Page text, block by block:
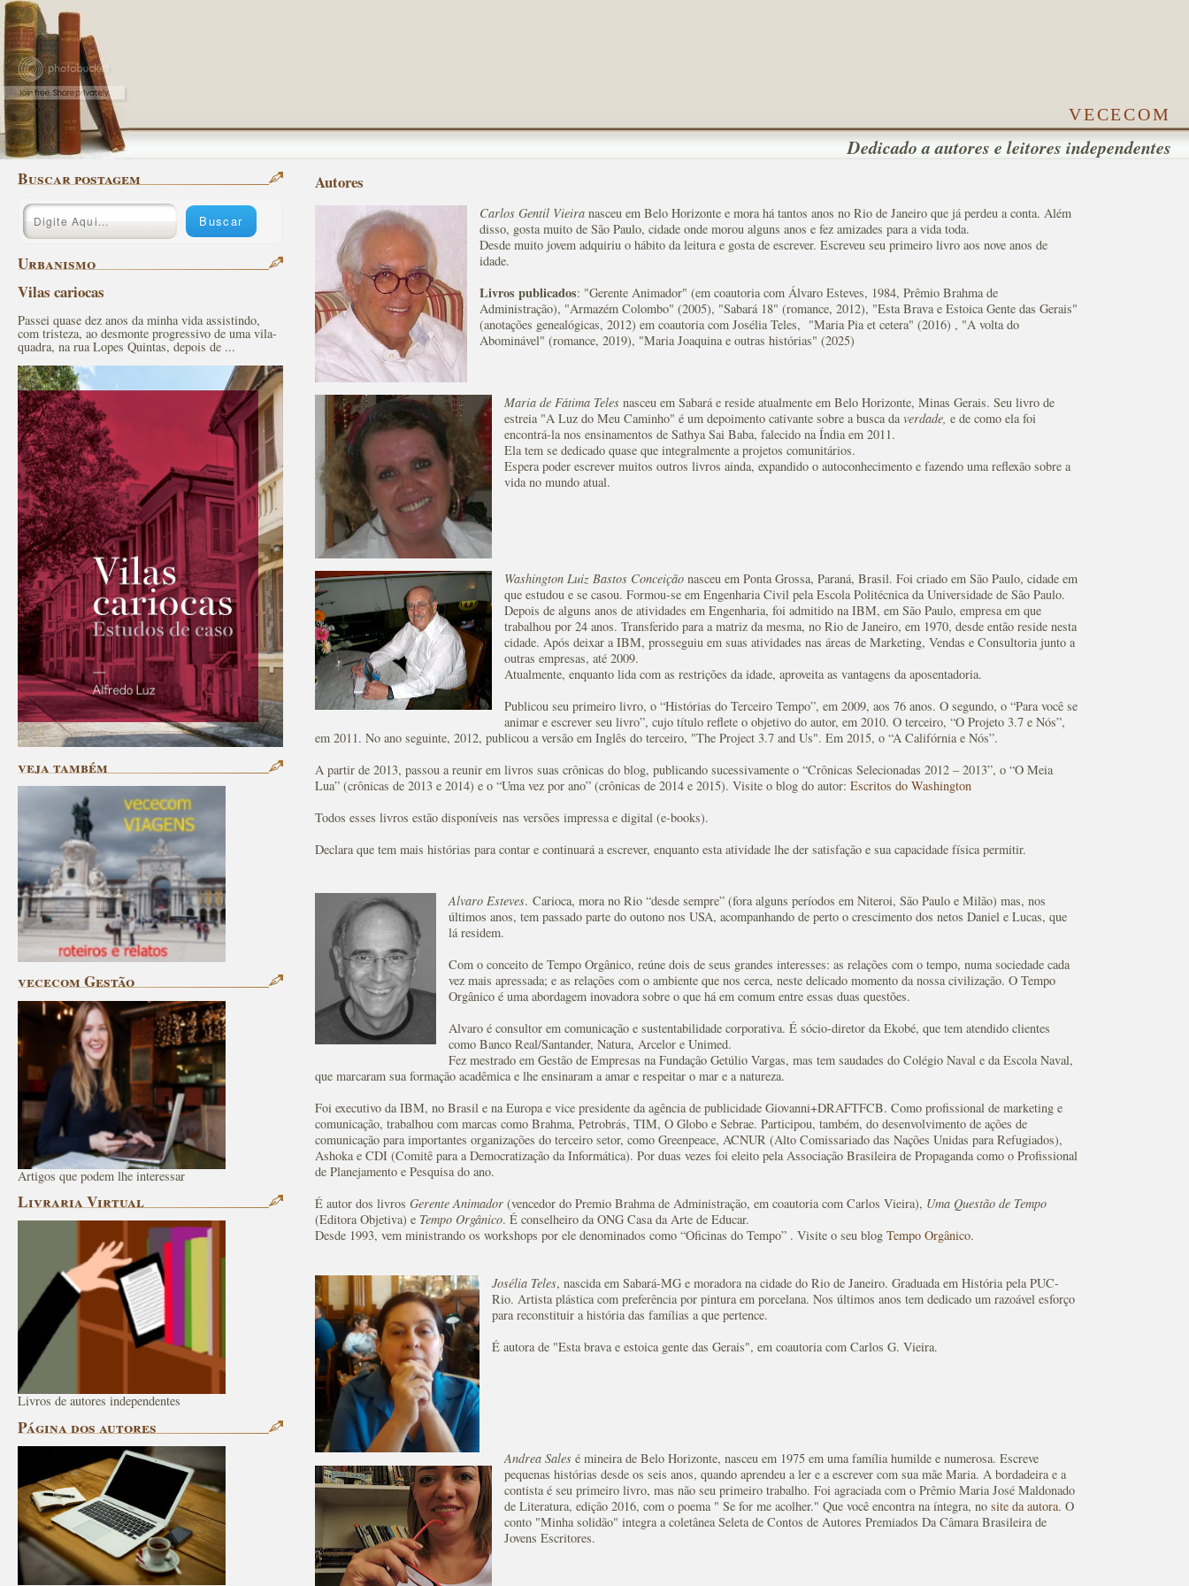
vececom
Dedicado a autores e leitores independentes
Buscar postagem
Urbanismo
Vilas cariocas
Passei quase dez anos da minha vida assistindo,
com tristeza, ao desmonte progressivo de uma vila-
quadra, na rua Lopes Quintas, depois de ...
veja também
vececom Gestão
Artigos que podem lhe interessar
Livraria Virtual
Livros de autores independentes
Página dos autores
Autores
Carlos Gentil Vieira nasceu em Belo Horizonte e mora há tantos anos no Rio de Janeiro que já perdeu a conta. Além
disso, gosta muito de São Paulo, cidade onde morou alguns anos e fez amizades para a vida toda.
Desde muito jovem adquiriu o hábito da leitura e gosta de escrever. Escreveu seu primeiro livro aos nove anos de
idade.
Livros publicados: "Gerente Animador" (em coautoria com Álvaro Esteves, 1984, Prêmio Brahma de
Administração), "Armazém Colombo" (2005), "Sabará 18" (romance, 2012), "Esta Brava e Estoica Gente das Gerais"
(anotações genealógicas, 2012) em coautoria com Josélia Teles, "Maria Pia et cetera" (2016) , "A volta do
Abominável" (romance, 2019), "Maria Joaquina e outras histórias" (2025)
Maria de Fátima Telesnasceu em Sabará e reside atualmente em Belo Horizonte, Minas Gerais. Seu livro de
estreia "A Luz do Meu Caminho" é um depoimento cativante sobre a busca daverdade,e de como ela foi
encontrá-la nos ensinamentos de Sathya Sai Baba, falecido na Índia em 2011.
Ela tem se dedicado quase que integralmente a projetos comunitários.
Espera poder escrever muitos outros livros ainda, expandido o autoconhecimento e fazendo uma reflexão sobre a
vida no mundo atual.
Washington Luiz Bastos Conceição nasceu em Ponta Grossa, Paraná, Brasil. Foi criado em São Paulo, cidade em
que estudou e se casou. Formou-se em Engenharia Civil pela Escola Politécnica da Universidade de São Paulo.
Depois de alguns anos de atividades em Engenharia, foi admitido na IBM, em São Paulo, empresa em que
trabalhou por 24 anos. Transferido para a matriz da mesma, no Rio de Janeiro, em 1970, desde então reside nesta
cidade. Após deixar a IBM, prosseguiu em suas atividades nas áreas de Marketing, Vendas e Consultoria junto a
outras empresas, até 2009.
Atualmente, enquanto lida com as restrições da idade, aproveita as vantagens da aposentadoria.
Publicou seu primeiro livro, o “Histórias do Terceiro Tempo”, em 2009, aos 76 anos. O segundo, o “Para você se
animar e escrever seu livro”, cujo título reflete o objetivo do autor, em 2010. O terceiro, “O Projeto 3.7 e Nós”,
em 2011. No ano seguinte, 2012, publicou a versão em Inglês do terceiro, "The Project 3.7 and Us". Em 2015, o “A Califórnia e Nós”.
A partir de 2013, passou a reunir em livros suas crônicas do blog, publicando sucessivamente o “Crônicas Selecionadas 2012 – 2013”, o “O Meia
Lua” (crônicas de 2013 e 2014) e o “Uma vez por ano” (crônicas de 2014 e 2015). Visite o blog do autor: Escritos do Washington
Todos esses livros estão disponíveis nas versões impressa e digital (e-books).
Declara que tem mais histórias para contar e continuará a escrever, enquanto esta atividade lhe der satisfação e sua capacidade física permitir.
Alvaro Esteves. Carioca, mora no Rio “desde sempre” (fora alguns períodos em Niteroi, São Paulo e Milão) mas, nos
últimos anos, tem passado parte do outono nos USA, acompanhando de perto o crescimento dos netos Daniel e Lucas, que
lá residem.
Com o conceito de Tempo Orgânico, reúne dois de seus grandes interesses: as relações com o tempo, numa sociedade cada
vez mais apressada; e as relações com o ambiente que nos cerca, neste delicado momento da nossa civilização. O Tempo
Orgânico é uma abordagem inovadora sobre o que há em comum entre essas duas questões.
Alvaro é consultor em comunicação e sustentabilidade corporativa. É sócio-diretor da Ekobé, que tem atendido clientes
como Banco Real/Santander, Natura, Arcelor e Unimed.
Fez mestrado em Gestão de Empresas na Fundação Getúlio Vargas, mas tem saudades do Colégio Naval e da Escola Naval,
que marcaram sua formação acadêmica e lhe ensinaram a amar e respeitar o mar e a natureza.
Foi executivo da IBM, no Brasil e na Europa e vice presidente da agência de publicidade Giovanni+DRAFTFCB. Como profissional de marketing e
comunicação, trabalhou com marcas como Brahma, Petrobrás, TIM, O Globo e Sebrae. Participou, também, do desenvolvimento de ações de
comunicação para importantes organizações do terceiro setor, como Greenpeace, ACNUR (Alto Comissariado das Nações Unidas para Refugiados),
Ashoka e CDI (Comitê para a Democratização da Informática). Por duas vezes foi eleito pela Associação Brasileira de Propaganda como o Profissional
de Planejamento e Pesquisa do ano.
É autor dos livros Gerente Animador (vencedor do Premio Brahma de Administração, em coautoria com Carlos Vieira), Uma Questão de Tempo
(Editora Objetiva) e Tempo Orgânico. É conselheiro da ONG Casa da Arte de Educar.
Desde 1993, vem ministrando os workshops por ele denominados como “Oficinas do Tempo” . Visite o seu blog Tempo Orgânico.
Josélia Teles, nascida em Sabará-MG e moradora na cidade do Rio de Janeiro. Graduada em História pela PUC-
Rio. Artista plástica com preferência por pintura em porcelana. Nos últimos anos tem dedicado um razoável esforço
para reconstituir a história das famílias a que pertence.
É autora de "Esta brava e estoica gente das Gerais", em coautoria com Carlos G. Vieira.
Andrea Sales é mineira de Belo Horizonte, nasceu em 1975 em uma família humilde e numerosa. Escreve
pequenas histórias desde os seis anos, quando aprendeu a ler e a escrever com sua mãe Maria. A bordadeira e a
contista é seu primeiro livro, mas não seu primeiro trabalho. Foi agraciada com o Prêmio Maria José Maldonado
de Literatura, edição 2016, com o poema " Se for me acolher." Que você encontra na íntegra, nosite da autora. O
conto "Minha solidão" integra a coletânea Seleta de Contos de Autores Premiados Da Câmara Brasileira de
Jovens Escritores.